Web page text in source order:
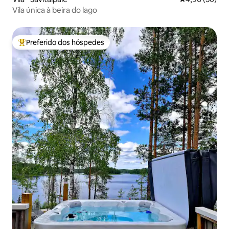
Vila única à beira do lago
Entre os melhores preferidos dos hóspedes
Preferido dos hóspedes